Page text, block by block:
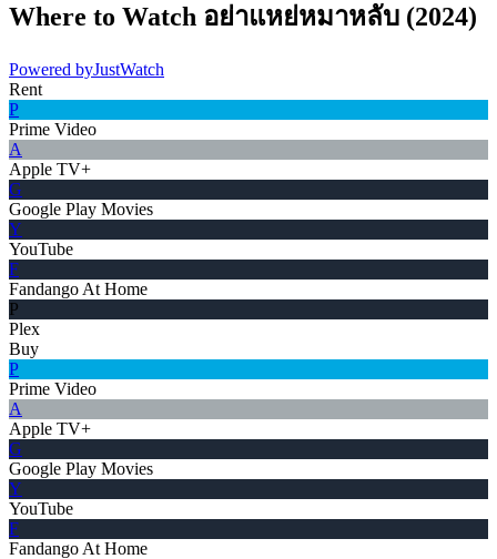
Where to Watch อย่าแหย่หมาหลับ (2024)
Powered byJustWatch
Rent
P
Prime Video
A
Apple TV+
G
Google Play Movies
Y
YouTube
F
Fandango At Home
P
Plex
Buy
P
Prime Video
A
Apple TV+
G
Google Play Movies
Y
YouTube
F
Fandango At Home